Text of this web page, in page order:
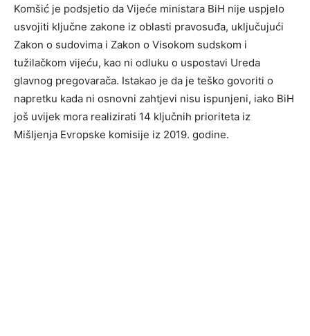
Komšić je podsjetio da Vijeće ministara BiH nije uspjelo
usvojiti ključne zakone iz oblasti pravosuđa, uključujući
Zakon o sudovima i Zakon o Visokom sudskom i
tužilačkom vijeću, kao ni odluku o uspostavi Ureda
glavnog pregovarača. Istakao je da je teško govoriti o
napretku kada ni osnovni zahtjevi nisu ispunjeni, iako BiH
još uvijek mora realizirati 14 ključnih prioriteta iz
Mišljenja Evropske komisije iz 2019. godine.